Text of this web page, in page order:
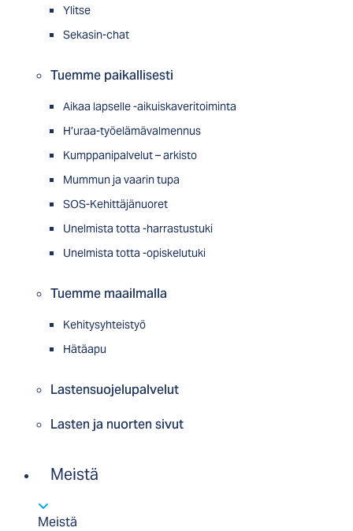
Ylitse
Sekasin-chat
Tuemme paikallisesti
Aikaa lapselle -aikuiskaveritoiminta
H’uraa-työelämävalmennus
Kumppanipalvelut – arkisto
Mummun ja vaarin tupa
SOS-Kehittäjänuoret
Unelmista totta -harrastustuki
Unelmista totta -opiskelutuki
Tuemme maailmalla
Kehitysyhteistyö
Hätäapu
Lastensuojelupalvelut
Lasten ja nuorten sivut
Meistä
Meistä